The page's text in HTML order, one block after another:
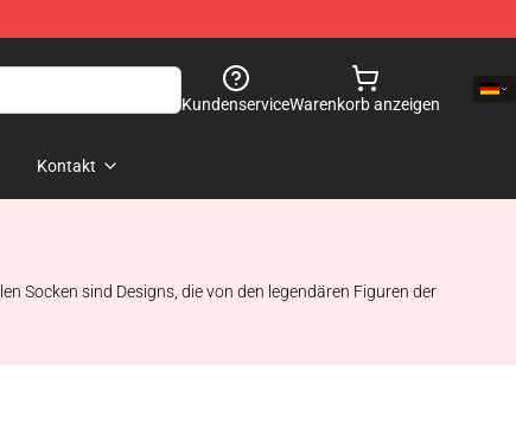
KundenserviceWarenkorb anzeigen
Kontakt
Socken sind Designs, die von den legendären Figuren der